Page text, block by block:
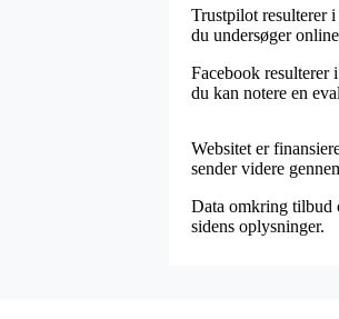
Trustpilot resulterer
du undersøger
Facebook resulterer
du kan notere en
Websitet er
sender videre
Data omkring tilbud
sidens oplysninger.